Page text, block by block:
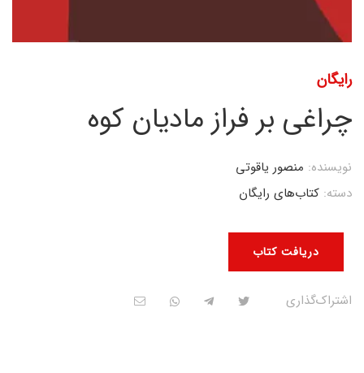
رایگان
چراغی بر فراز مادیان کوه
دریافت کتاب
نویسنده: منصور یاقوتی
دسته: کتاب‌های رایگان
اشتراک‌گذاری